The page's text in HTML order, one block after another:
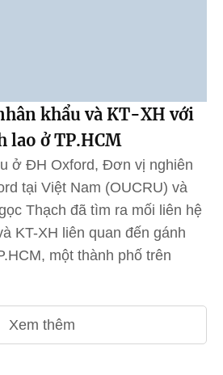
khẩu và KT-XH với
lao ở TP.HCM
ở ĐH Oxford, Đơn vị nghiên
tại Việt Nam (OUCRU) và
Thạch đã tìm ra mối liên hệ
KT-XH liên quan đến gánh
một thành phố trên
Xem thêm